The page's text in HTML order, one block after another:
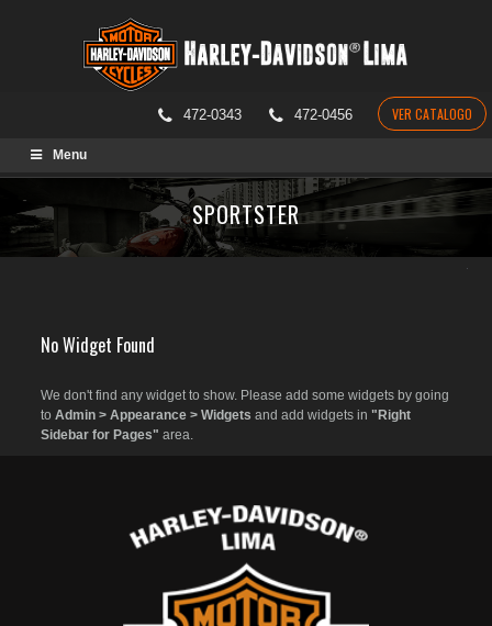
472-0343 472-0456 VER CATALOGO
Menu
SPORTSTER
No Widget Found
We don't find any widget to show. Please add some widgets by going
toAdmin > Appearance > Widgets and add widgets in"Right
Sidebar for Pages" area.